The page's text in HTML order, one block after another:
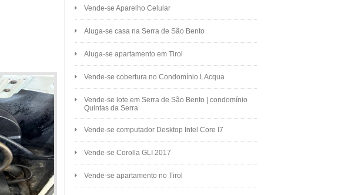
Vende-se Aparelho Celular
Aluga-se casa na Serra de São Bento
Aluga-se apartamento em Tirol
Vende-se cobertura no Condomínio LAcqua
Vende-se lote em Serra de São Bento | condomínio
Quintas da Serra
Vende-se computador Desktop Intel Core I7
Vende-se Corolla GLI 2017
Vende-se apartamento no Tirol